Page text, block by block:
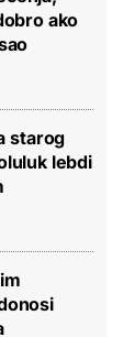
ako
starog
lebdi